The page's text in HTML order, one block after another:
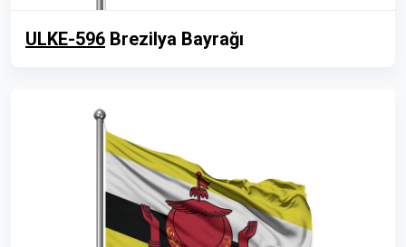
ULKE-596 Brezilya Bayrağı